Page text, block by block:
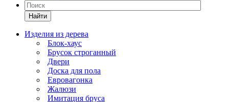
Найти
Изделия из дерева
Блок-хаус
Брусок строганный
Двери
Доска для пола
Евровагонка
Жалюзи
Имитация бруса